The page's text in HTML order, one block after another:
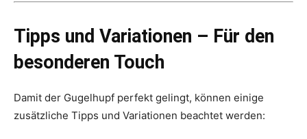
Tipps und Variationen – Für den
besonderen Touch
Damit der Gugelhupf perfekt gelingt, können einige
zusätzliche Tipps und Variationen beachtet werden: